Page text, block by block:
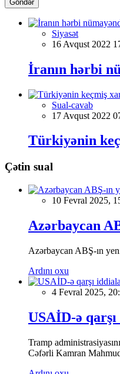
Göndər
Siyasət
16 Avqust 2022
İranın hərbi
Sual-cavab
17 Avqust 2022
Türkiyənin
Çətin sual
10 Fevral 2025,
Azərbaycan
Azərbaycan ABŞ-ın
Ardını oxu
4 Fevral 2025,
USAİD-ə
Tramp
Cəfərli Kamran